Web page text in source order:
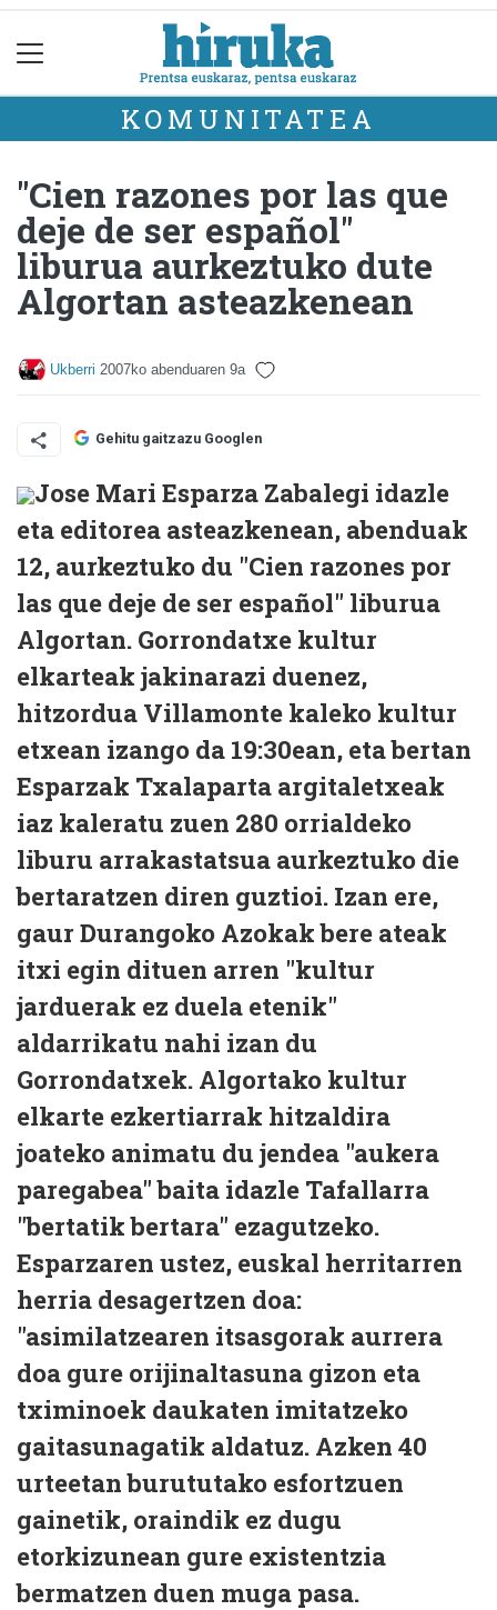
KOMUNITATEA
"Cien razones por las que
deje de ser español"
liburua aurkeztuko dute
Algortan asteazkenean
Ukberri 2007ko abenduaren 9a
Gehitu gaitzazu Googlen
Jose Mari Esparza Zabalegi idazle
eta editorea asteazkenean, abenduak
12, aurkeztuko du "Cien razones por
las que deje de ser español" liburua
Algortan. Gorrondatxe kultur
elkarteak jakinarazi duenez,
hitzordua Villamonte kaleko kultur
etxean izango da 19:30ean, eta bertan
Esparzak Txalaparta argitaletxeak
iaz kaleratu zuen 280 orrialdeko
liburu arrakastatsua aurkeztuko die
bertaratzen diren guztioi. Izan ere,
gaur Durangoko Azokak bere ateak
itxi egin dituen arren "kultur
jarduerak ez duela etenik"
aldarrikatu nahi izan du
Gorrondatxek. Algortako kultur
elkarte ezkertiarrak hitzaldira
joateko animatu du jendea "aukera
paregabea" baita idazle Tafallarra
"bertatik bertara" ezagutzeko.
Esparzaren ustez, euskal herritarren
herria desagertzen doa:
"asimilatzearen itsasgorak aurrera
doa gure orijinaltasuna gizon eta
tximinoek daukaten imitatzeko
gaitasunagatik aldatuz. Azken 40
urteetan burututako esfortzuen
gainetik, oraindik ez dugu
etorkizunean gure existentzia
bermatzen duen muga pasa.